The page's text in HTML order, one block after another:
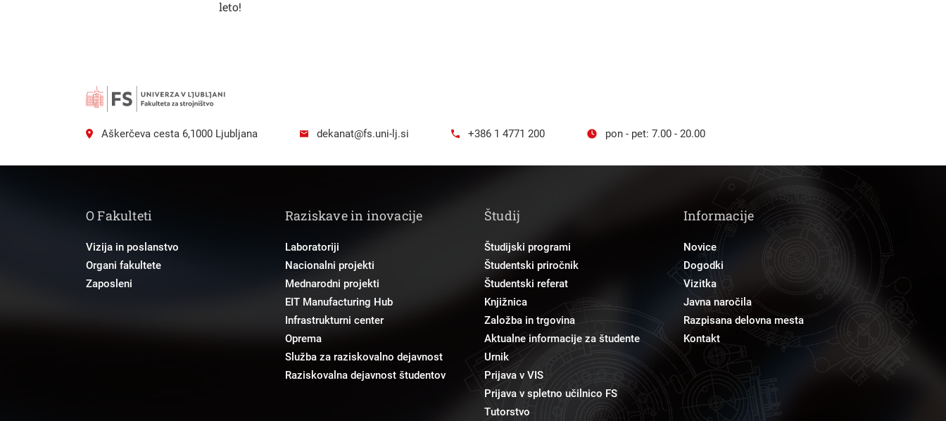
leto!
Aškerčeva cesta 6,1000 Ljubljana dekanat@fs.uni-lj.si +386 1 4771 200 pon - pet: 7.00 - 20.00
O Fakulteti
Vizija in poslanstvo
Organi fakultete
Zaposleni
Raziskave in inovacije
Laboratoriji
Nacionalni projekti
Mednarodni projekti
EIT Manufacturing Hub
Infrastrukturni center
Oprema
Služba za raziskovalno dejavnost
Raziskovalna dejavnost študentov
Študij
Študijski programi
Študentski priročnik
Študentski referat
Knjižnica
Založba in trgovina
Aktualne informacije za študente
Urnik
Prijava v VIS
Prijava v spletno učilnico FS
Tutorstvo
Informacije
Novice
Dogodki
Vizitka
Javna naročila
Razpisana delovna mesta
Kontakt